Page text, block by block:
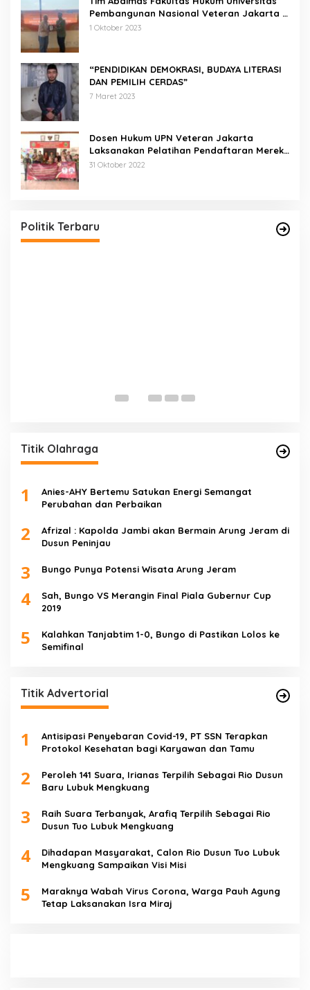
Pembangunan Nasional Veteran Jakarta
Melakukan Pendampingan dan
1 Oktober 2023
“PENDIDIKAN DEMOKRASI, BUDAYA LITERASI
DAN PEMILIH CERDAS”
7 Maret 2023
Dosen Hukum UPN Veteran Jakarta
Laksanakan Pelatihan Pendaftaran Merek
di Desa Jatisura Kabupaten Indramayu
31 Oktober 2022
Politik Terbaru
Pernah Sadap Karet Untuk Biayai Sekolah, Edi
Di Politik, Titik Kota Jambi
Titik Olahraga
1
Anies-AHY Bertemu Satukan Energi Semangat
Perubahan dan Perbaikan
2
Afrizal : Kapolda Jambi akan Bermain Arung Jeram di
Dusun Peninjau
3 Bungo Punya Potensi Wisata Arung Jeram
4
Sah, Bungo VS Merangin Final Piala Gubernur Cup
2019
5
Kalahkan Tanjabtim 1-0, Bungo di Pastikan Lolos ke
Semifinal
Titik Advertorial
1
Antisipasi Penyebaran Covid-19, PT SSN Terapkan
Protokol Kesehatan bagi Karyawan dan Tamu
2
Peroleh 141 Suara, Irianas Terpilih Sebagai Rio Dusun
Baru Lubuk Mengkuang
3
Raih Suara Terbanyak, Arafiq Terpilih Sebagai Rio
Dusun Tuo Lubuk Mengkuang
4
Dihadapan Masyarakat, Calon Rio Dusun Tuo Lubuk
Mengkuang Sampaikan Visi Misi
5
Maraknya Wabah Virus Corona, Warga Pauh Agung
Tetap Laksanakan Isra Miraj